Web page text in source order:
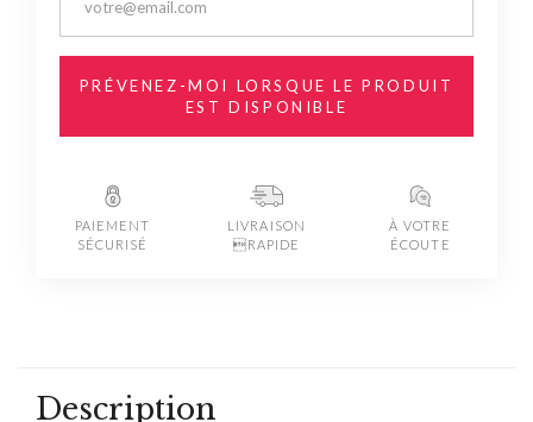
PRÉVENEZ-MOI LORSQUE LE PRODUIT
EST DISPONIBLE
PAIEMENT
SÉCURISÉ
LIVRAISON
RAPIDE
À VOTRE
ÉCOUTE
Description